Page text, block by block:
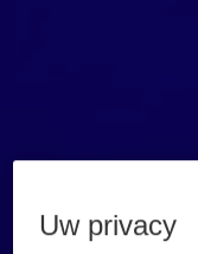
work. Libra
authority that
Meer informatie
Uw privacy